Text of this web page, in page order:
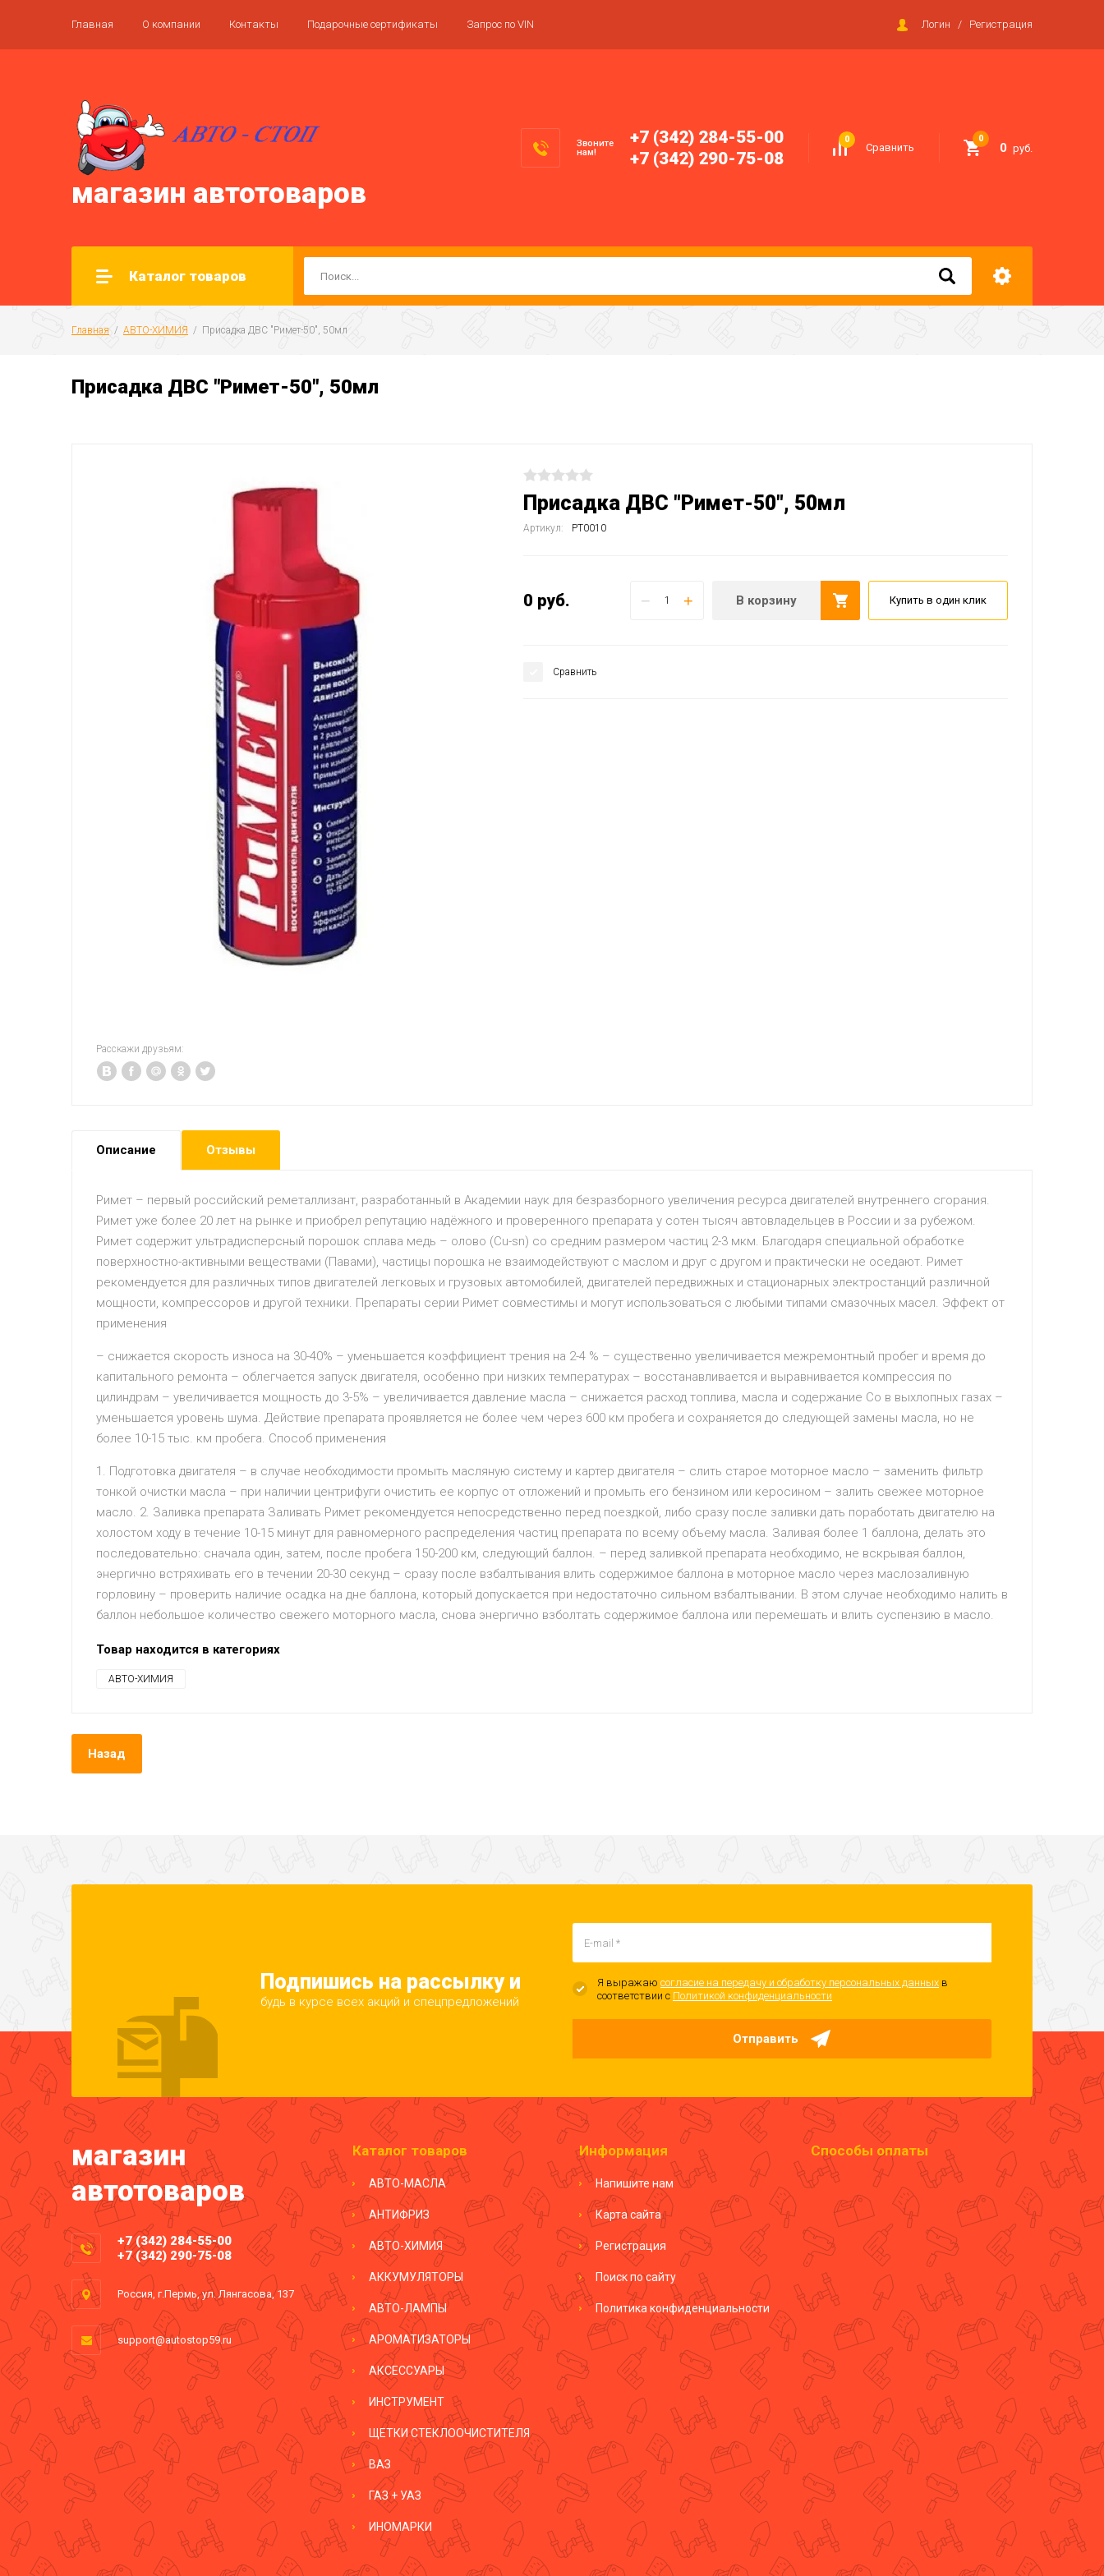
Главная О компании Контакты Подарочные сертификаты Запрос по VIN Логин / Регистрация
магазин автотоваров
Звоните
нам!
+7 (342) 284-55-00
+7 (342) 290-75-08
Сравнить
0 0
0 руб.
Каталог товаров
Главная
  /
АВТО-ХИМИЯ
  /  Присадка ДВС "Римет-50", 50мл
Присадка ДВС "Римет-50", 50мл
Расскажи друзьям:
Присадка ДВС "Римет-50", 50мл
Артикул: РТ0010
0 руб. − + В корзину Купить в один клик
Сравнить
Описание Отзывы
Римет – первый российский реметаллизант, разработанный в Академии наук для безразборного увеличения ресурса двигателей внутреннего сгорания.
Римет уже более 20 лет на рынке и приобрел репутацию надёжного и проверенного препарата у сотен тысяч автовладельцев в России и за рубежом.
Римет содержит ультрадисперсный порошок сплава медь – олово (Cu-sn) со средним размером частиц 2-3 мкм. Благодаря специальной обработке
поверхностно-активными веществами (Павами), частицы порошка не взаимодействуют с маслом и друг с другом и практически не оседают. Римет
рекомендуется для различных типов двигателей легковых и грузовых автомобилей, двигателей передвижных и стационарных электростанций различной
мощности, компрессоров и другой техники. Препараты серии Римет совместимы и могут использоваться с любыми типами смазочных масел. Эффект от
применения
– снижается скорость износа на 30-40% – уменьшается коэффициент трения на 2-4 % – существенно увеличивается межремонтный пробег и время до
капитального ремонта – облегчается запуск двигателя, особенно при низких температурах – восстанавливается и выравнивается компрессия по
цилиндрам – увеличивается мощность до 3-5% – увеличивается давление масла – снижается расход топлива, масла и содержание Со в выхлопных газах –
уменьшается уровень шума. Действие препарата проявляется не более чем через 600 км пробега и сохраняется до следующей замены масла, но не
более 10-15 тыс. км пробега. Способ применения
1. Подготовка двигателя – в случае необходимости промыть масляную систему и картер двигателя – слить старое моторное масло – заменить фильтр
тонкой очистки масла – при наличии центрифуги очистить ее корпус от отложений и промыть его бензином или керосином – залить свежее моторное
масло. 2. Заливка препарата Заливать Римет рекомендуется непосредственно перед поездкой, либо сразу после заливки дать поработать двигателю на
холостом ходу в течение 10-15 минут для равномерного распределения частиц препарата по всему объему масла. Заливая более 1 баллона, делать это
последовательно: сначала один, затем, после пробега 150-200 км, следующий баллон. – перед заливкой препарата необходимо, не вскрывая баллон,
энергично встряхивать его в течении 20-30 секунд – сразу после взбалтывания влить содержимое баллона в моторное масло через маслозаливную
горловину – проверить наличие осадка на дне баллона, который допускается при недостаточно сильном взбалтывании. В этом случае необходимо налить в
баллон небольшое количество свежего моторного масла, снова энергично взболтать содержимое баллона или перемешать и влить суспензию в масло.
Товар находится в категориях
АВТО-ХИМИЯ
Назад
Подпишись на рассылку и
будь в курсе всех акций и спецпредложений
Я выражаю согласие на передачу и обработку персональных данных в
соответствии с Политикой конфиденциальности
Отправить
магазин
автотоваров
+7 (342) 284-55-00
+7 (342) 290-75-08
Россия, г.Пермь, ул. Лянгасова, 137
support@autostop59.ru
Каталог товаров
АВТО-МАСЛА
АНТИФРИЗ
АВТО-ХИМИЯ
АККУМУЛЯТОРЫ
АВТО-ЛАМПЫ
АРОМАТИЗАТОРЫ
АКСЕССУАРЫ
ИНСТРУМЕНТ
ЩЕТКИ СТЕКЛООЧИСТИТЕЛЯ
ВАЗ
ГАЗ + УАЗ
ИНОМАРКИ
Информация
Напишите нам
Карта сайта
Регистрация
Поиск по сайту
Политика конфиденциальности
Способы оплаты